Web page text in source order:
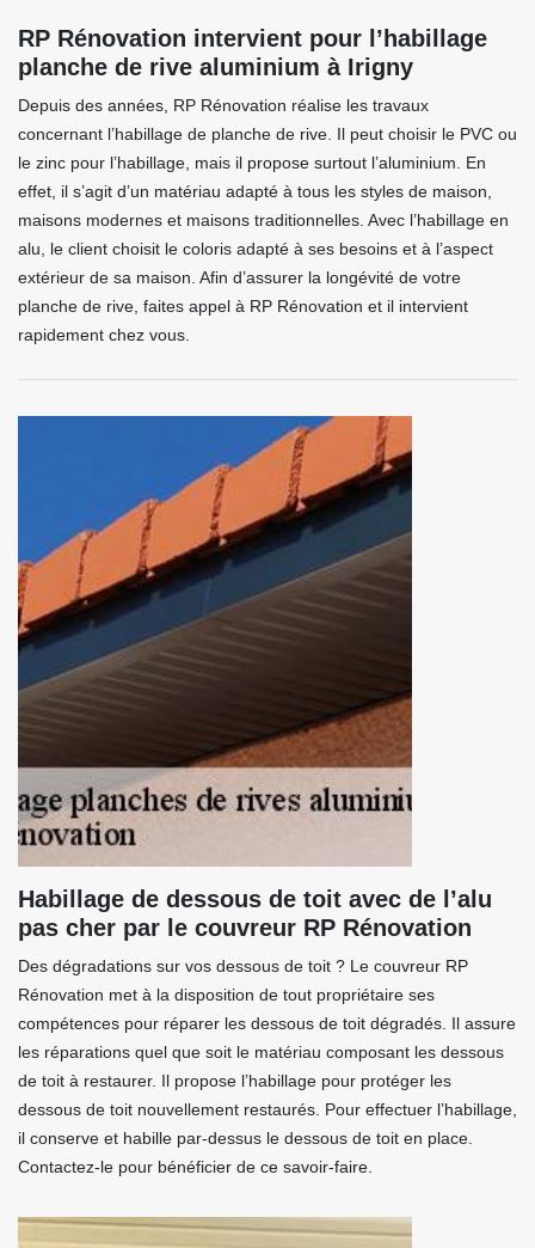
RP Rénovation intervient pour l’habillage
planche de rive aluminium à Irigny
Depuis des années, RP Rénovation réalise les travaux
concernant l’habillage de planche de rive. Il peut choisir le PVC ou
le zinc pour l’habillage, mais il propose surtout l’aluminium. En
effet, il s’agit d’un matériau adapté à tous les styles de maison,
maisons modernes et maisons traditionnelles. Avec l’habillage en
alu, le client choisit le coloris adapté à ses besoins et à l’aspect
extérieur de sa maison. Afin d’assurer la longévité de votre
planche de rive, faites appel à RP Rénovation et il intervient
rapidement chez vous.
Habillage de dessous de toit avec de l’alu
pas cher par le couvreur RP Rénovation
Des dégradations sur vos dessous de toit ? Le couvreur RP
Rénovation met à la disposition de tout propriétaire ses
compétences pour réparer les dessous de toit dégradés. Il assure
les réparations quel que soit le matériau composant les dessous
de toit à restaurer. Il propose l’habillage pour protéger les
dessous de toit nouvellement restaurés. Pour effectuer l’habillage,
il conserve et habille par-dessus le dessous de toit en place.
Contactez-le pour bénéficier de ce savoir-faire.